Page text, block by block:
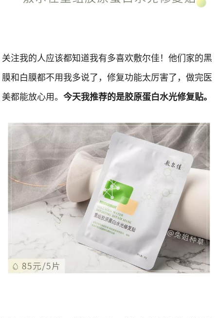
关注我的人应该都知道我有多喜欢敷尔佳！他们家的黑
膜和白膜都不用我多说了，修复功能太厉害了，做完医
美都能放心用。今天我推荐的是胶原蛋白水光修复贴。